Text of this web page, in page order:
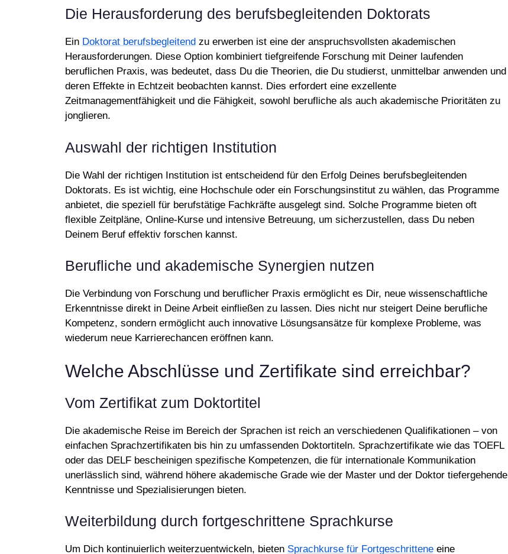
Die Herausforderung des berufsbegleitenden Doktorats
Ein Doktorat berufsbegleitend zu erwerben ist eine der anspruchsvollsten akademischen
Herausforderungen. Diese Option kombiniert tiefgreifende Forschung mit Deiner laufenden
beruflichen Praxis, was bedeutet, dass Du die Theorien, die Du studierst, unmittelbar anwenden und
deren Effekte in Echtzeit beobachten kannst. Dies erfordert eine exzellente
Zeitmanagementfähigkeit und die Fähigkeit, sowohl berufliche als auch akademische Prioritäten zu
jonglieren.
Auswahl der richtigen Institution
Die Wahl der richtigen Institution ist entscheidend für den Erfolg Deines berufsbegleitenden
Doktorats. Es ist wichtig, eine Hochschule oder ein Forschungsinstitut zu wählen, das Programme
anbietet, die speziell für berufstätige Fachkräfte ausgelegt sind. Solche Programme bieten oft
flexible Zeitpläne, Online-Kurse und intensive Betreuung, um sicherzustellen, dass Du neben
Deinem Beruf effektiv forschen kannst.
Berufliche und akademische Synergien nutzen
Die Verbindung von Forschung und beruflicher Praxis ermöglicht es Dir, neue wissenschaftliche
Erkenntnisse direkt in Deine Arbeit einfließen zu lassen. Dies nicht nur steigert Deine berufliche
Kompetenz, sondern ermöglicht auch innovative Lösungsansätze für komplexe Probleme, was
wiederum neue Karrierechancen eröffnen kann.
Welche Abschlüsse und Zertifikate sind erreichbar?
Vom Zertifikat zum Doktortitel
Die akademische Reise im Bereich der Sprachen ist reich an verschiedenen Qualifikationen – von
einfachen Sprachzertifikaten bis hin zu umfassenden Doktortiteln. Sprachzertifikate wie das TOEFL
oder das DELF bescheinigen spezifische Kompetenzen, die für internationale Kommunikation
unerlässlich sind, während höhere akademische Grade wie der Master und der Doktor tiefergehende
Kenntnisse und Spezialisierungen bieten.
Weiterbildung durch fortgeschrittene Sprachkurse
Um Dich kontinuierlich weiterzuentwickeln, bieten Sprachkurse für Fortgeschritteneeine